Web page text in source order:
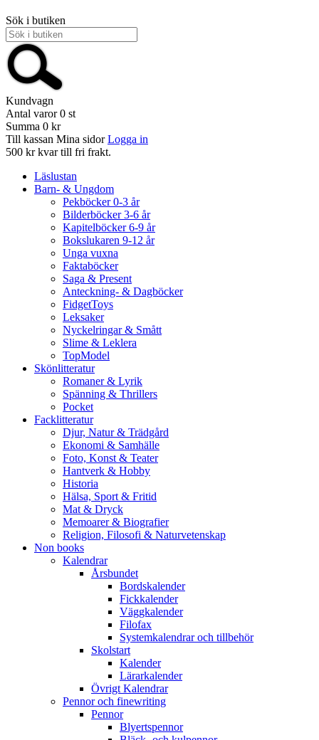
Sök i butiken
Kundvagn
Antal varor 0 st
Summa 0 kr
Till kassan Mina sidor Logga in
500 kr kvar till fri frakt.
Läslustan
Barn- & Ungdom
Pekböcker 0-3 år
Bilderböcker 3-6 år
Kapitelböcker 6-9 år
Bokslukaren 9-12 år
Unga vuxna
Faktaböcker
Saga & Present
Anteckning- & Dagböcker
FidgetToys
Leksaker
Nyckelringar & Smått
Slime & Leklera
TopModel
Skönlitteratur
Romaner & Lyrik
Spänning & Thrillers
Pocket
Facklitteratur
Djur, Natur & Trädgård
Ekonomi & Samhälle
Foto, Konst & Teater
Hantverk & Hobby
Historia
Hälsa, Sport & Fritid
Mat & Dryck
Memoarer & Biografier
Religion, Filosofi & Naturvetenskap
Non books
Kalendrar
Årsbundet
Bordskalender
Fickkalender
Väggkalender
Filofax
Systemkalendrar och tillbehör
Skolstart
Kalender
Lärarkalender
Övrigt Kalendrar
Pennor och finewriting
Pennor
Blyertspennor